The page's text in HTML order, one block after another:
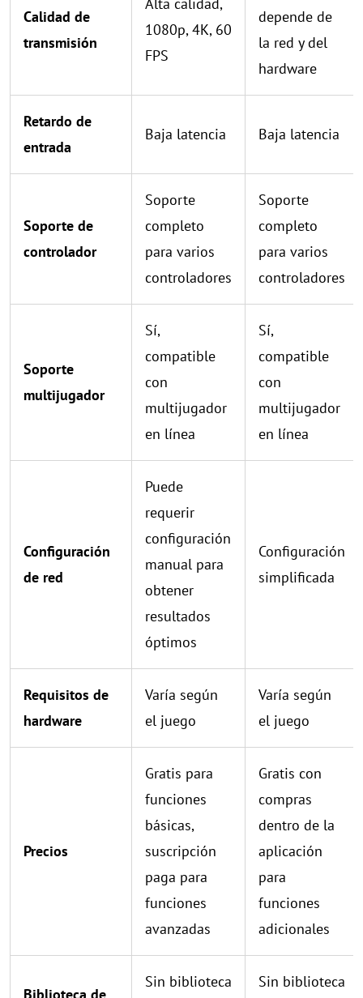
Calidad de
transmisión
1080p, 4K, 60
FPS
depende de
la red y del
hardware
Retardo de
entrada
Baja latencia Baja latencia
Soporte de
controlador
Soporte
completo
para varios
controladores
Soporte
completo
para varios
controladores
Soporte
multijugador
Sí,
compatible
con
multijugador
en línea
Sí,
compatible
con
multijugador
en línea
Configuración
de red
Puede
requerir
configuración
manual para
obtener
resultados
óptimos
Configuración
simplificada
Requisitos de
hardware
Varía según
el juego
Varía según
el juego
Precios
Gratis para
funciones
básicas,
suscripción
paga para
funciones
avanzadas
Gratis con
compras
dentro de la
aplicación
para
funciones
adicionales
Sin biblioteca Sin biblioteca